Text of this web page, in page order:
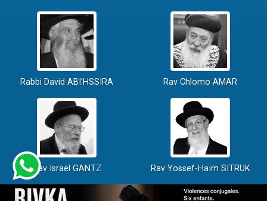
Rabbi David ABI'HSSIRA Rav Chlomo AMAR
Rav Israël GANTZ Rav Yossef-Haïm SITRUK